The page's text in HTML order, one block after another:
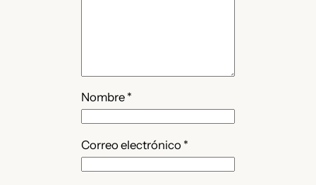
Nombre *
Correo electrónico *